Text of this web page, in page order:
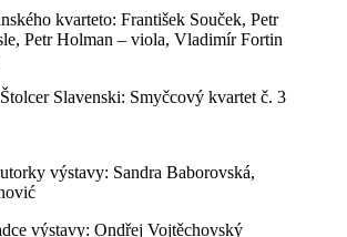
kvarteto: František Souček, Petr
Petr Holman – viola, Vladimír Fortin
Slavenski: Smyčcový kvartet č. 3
výstavy: Sandra Baborovská,
výstavy: Ondřej Vojtěchovský